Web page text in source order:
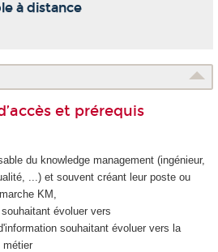
à distance
et prérequis
du knowledge management (ingénieur,
...) et souvent créant leur poste ou
KM,
évoluer vers
souhaitant évoluer vers la
métier